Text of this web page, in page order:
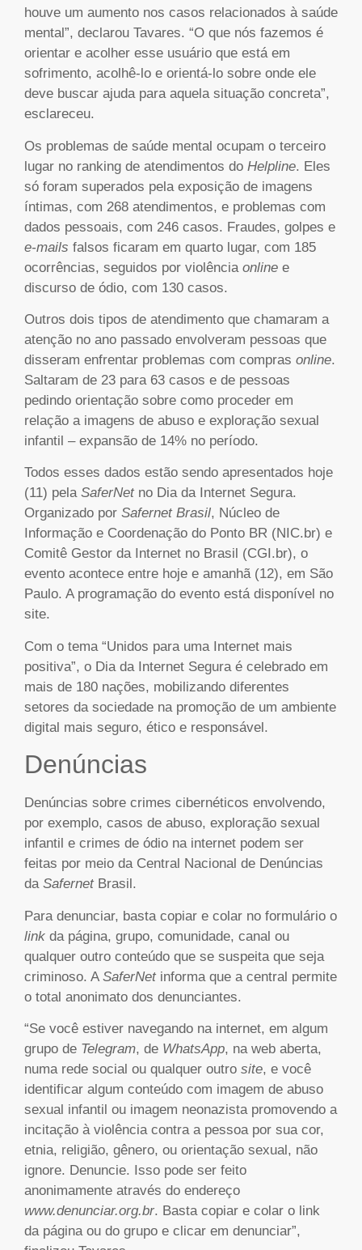
houve um aumento nos casos relacionados à saúde
mental”, declarou Tavares. “O que nós fazemos é
orientar e acolher esse usuário que está em
sofrimento, acolhê-lo e orientá-lo sobre onde ele
deve buscar ajuda para aquela situação concreta”,
esclareceu.
Os problemas de saúde mental ocupam o terceiro
lugar no ranking de atendimentos do Helpline. Eles
só foram superados pela exposição de imagens
íntimas, com 268 atendimentos, e problemas com
dados pessoais, com 246 casos. Fraudes, golpes e
e-mails falsos ficaram em quarto lugar, com 185
ocorrências, seguidos por violência online e
discurso de ódio, com 130 casos.
Outros dois tipos de atendimento que chamaram a
atenção no ano passado envolveram pessoas que
disseram enfrentar problemas com compras online.
Saltaram de 23 para 63 casos e de pessoas
pedindo orientação sobre como proceder em
relação a imagens de abuso e exploração sexual
infantil – expansão de 14% no período.
Todos esses dados estão sendo apresentados hoje
(11) pela SaferNet no Dia da Internet Segura.
Organizado por Safernet Brasil, Núcleo de
Informação e Coordenação do Ponto BR (NIC.br) e
Comitê Gestor da Internet no Brasil (CGI.br), o
evento acontece entre hoje e amanhã (12), em São
Paulo. A programação do evento está disponível no
site.
Com o tema “Unidos para uma Internet mais
positiva”, o Dia da Internet Segura é celebrado em
mais de 180 nações, mobilizando diferentes
setores da sociedade na promoção de um ambiente
digital mais seguro, ético e responsável.
Denúncias
Denúncias sobre crimes cibernéticos envolvendo,
por exemplo, casos de abuso, exploração sexual
infantil e crimes de ódio na internet podem ser
feitas por meio da Central Nacional de Denúncias
da Safernet Brasil.
Para denunciar, basta copiar e colar no formulário o
link da página, grupo, comunidade, canal ou
qualquer outro conteúdo que se suspeita que seja
criminoso. A SaferNet informa que a central permite
o total anonimato dos denunciantes.
“Se você estiver navegando na internet, em algum
grupo de Telegram, de WhatsApp, na web aberta,
numa rede social ou qualquer outro site, e você
identificar algum conteúdo com imagem de abuso
sexual infantil ou imagem neonazista promovendo a
incitação à violência contra a pessoa por sua cor,
etnia, religião, gênero, ou orientação sexual, não
ignore. Denuncie. Isso pode ser feito
anonimamente através do endereço
www.denunciar.org.br. Basta copiar e colar o link
da página ou do grupo e clicar em denunciar”,